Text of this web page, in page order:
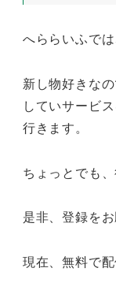
へららいふで
新し物好きな
していサービ
行きます。
ちょっとでも
是非、登録を
現在、無料で配